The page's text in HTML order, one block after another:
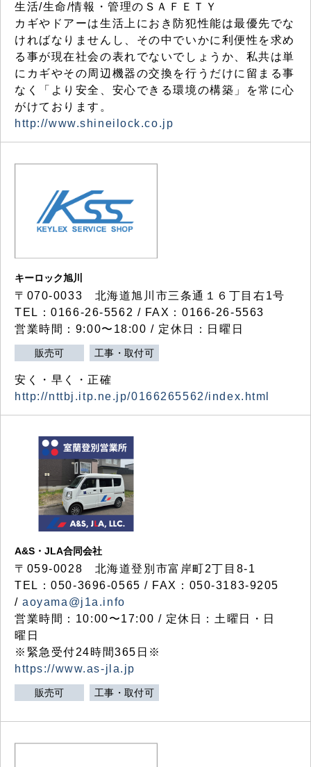
生活/生命/情報・管理のＳＡＦＥＴＹ
カギやドアーは生活上におき防犯性能は最優先でな
ければなりませんし、その中でいかに利便性を求め
る事が現在社会の表れでないでしょうか、私共は単
にカギやその周辺機器の交換を行うだけに留まる事
なく「より安全、安心できる環境の構築」を常に心
がけております。
http://www.shineilock.co.jp
キーロック旭川
〒070-0033 北海道旭川市三条通１６丁目右1号
TEL：0166-26-5562 / FAX：0166-26-5563
営業時間：9:00〜18:00 / 定休日：日曜日
販売可 工事・取付可
安く・早く・正確
http://nttbj.itp.ne.jp/0166265562/index.html
A&S・JLA合同会社
〒 059-0028 北海道登別市富岸町2丁目 8-1
TEL：050-3696-0565 / FAX：050-3183-9205
/aoyama@j1a.info
営業時間：10:00〜17:00 / 定休日：土曜日・日
曜日
※緊急受付24時間365日※
https://www.as-jla.jp
販売可 工事・取付可